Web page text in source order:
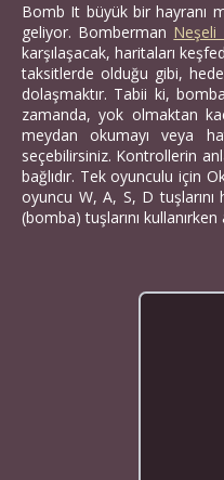
Bomb It büyük bir hayranı
geliyor. Bomberman Neşeli
karşılaşacak, haritaları
taksitlerde olduğu gibi,
dolaşmaktır. Tabii ki,
zamanda, yok olmaktan
meydan okumayı veya
seçebilirsiniz. Kontrollerin
bağlıdır. Tek oyunculu için
oyuncu W, A, S, D
(bomba) tuşlarını